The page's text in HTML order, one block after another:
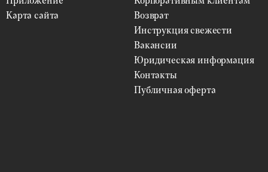
Карта сайта
Возврат
Инструкция свежести
Вакансии
Юридическая информация
Контакты
Публичная оферта